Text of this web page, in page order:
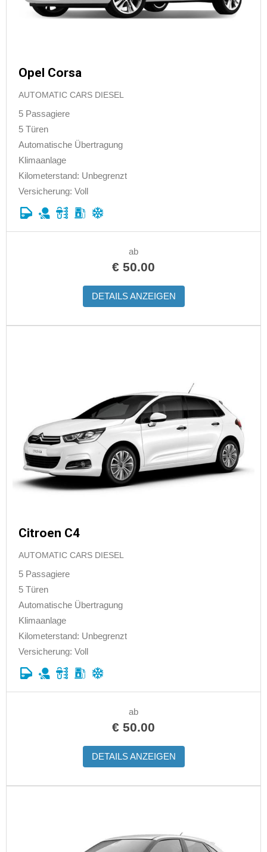
Opel Corsa
AUTOMATIC CARS DIESEL
5 Passagiere
5 Türen
Automatische Übertragung
Klimaanlage
Kilometerstand: Unbegrenzt
Versicherung: Voll
ab
€ 50.00
DETAILS ANZEIGEN
Citroen C4
AUTOMATIC CARS DIESEL
5 Passagiere
5 Türen
Automatische Übertragung
Klimaanlage
Kilometerstand: Unbegrenzt
Versicherung: Voll
ab
€ 50.00
DETAILS ANZEIGEN